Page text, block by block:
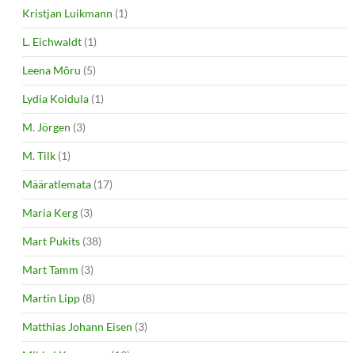
Kristjan Luikmann (1)
L. Eichwaldt (1)
Leena Mõru (5)
Lydia Koidula (1)
M. Jörgen (3)
M. Tilk (1)
Määratlemata (17)
Maria Kerg (3)
Mart Pukits (38)
Mart Tamm (3)
Martin Lipp (8)
Matthias Johann Eisen (3)